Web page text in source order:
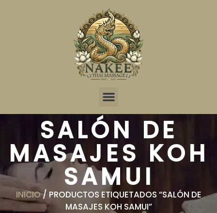
SALÓN DE
MASAJES KOH
SAMUI
INICIO/ PRODUCTOS ETIQUETADOS “SALÓN DE
MASAJES KOH SAMUI”